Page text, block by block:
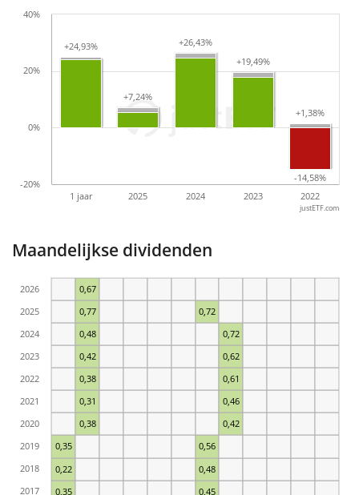
-14,58%
-14,58%
+24,93%
+24,93%
+7,24%
+7,24%
+26,43%
+26,43%
+19,49%
+19,49%
+1,38%
+1,38%
1 jaar 2025 2024 2023 2022
-20%
0%
20%
40%
justETF.com
Maandelijkse dividenden
0,35 0,45
0,22 0,48
0,35 0,56
0,38 0,42
0,31 0,46
0,38 0,61
0,42 0,62
0,48 0,72
0,77 0,72
0,67
2017
2018
2019
2020
2021
2022
2023
2024
2025
2026